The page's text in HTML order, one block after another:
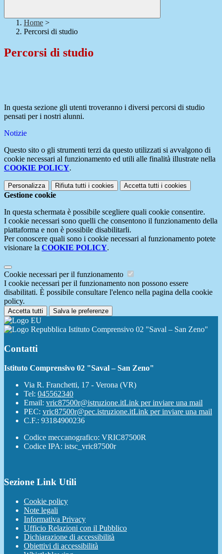
Home >
Percorsi di studio
Percorsi di studio
In questa sezione gli utenti troveranno i diversi percorsi di studio
pensati per i nostri alunni.
Notizie
Questo sito o gli strumenti terzi da questo utilizzati si avvalgono di
cookie necessari al funzionamento ed utili alle finalità illustrate nella
COOKIE POLICY.
Personalizza Rifiuta tutti i cookies Accetta tutti i cookies
Gestione cookie
In questa schermata è possibile scegliere quali cookie consentire.
I cookie necessari sono quelli che consentono il funzionamento della
piattaforma e non è possibile disabilitarli.
Per conoscere quali sono i cookie necessari al funzionamento potete
visionare la COOKIE POLICY.
Cookie necessari per il funzionamento
I cookie necessari per il funzionamento non possono essere
disabilitati. È possibile consultare l'elenco nella pagina della cookie
policy.
Accetta tutti Salva le preferenze
Istituto Comprensivo 02 "Saval – San Zeno"
Contatti
Istituto Comprensivo 02 "Saval – San Zeno"
Via R. Franchetti, 17 - Verona (VR)
Tel: 045562340
Email: vric87500r@istruzione.itLink per inviare una mail
PEC: vric87500r@pec.istruzione.itLink per inviare una mail
C.F.: 93184900236
Codice meccanografico: VRIC87500R
Codice IPA: istsc_vric87500r
Sezione Link Utili
Cookie policy
Note legali
Informativa Privacy
Ufficio Relazioni con il Pubblico
Dichiarazione di accessibilità
Obiettivi di accessibilità